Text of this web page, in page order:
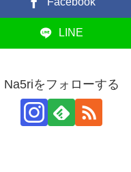
LINE
Na5riをフォローする